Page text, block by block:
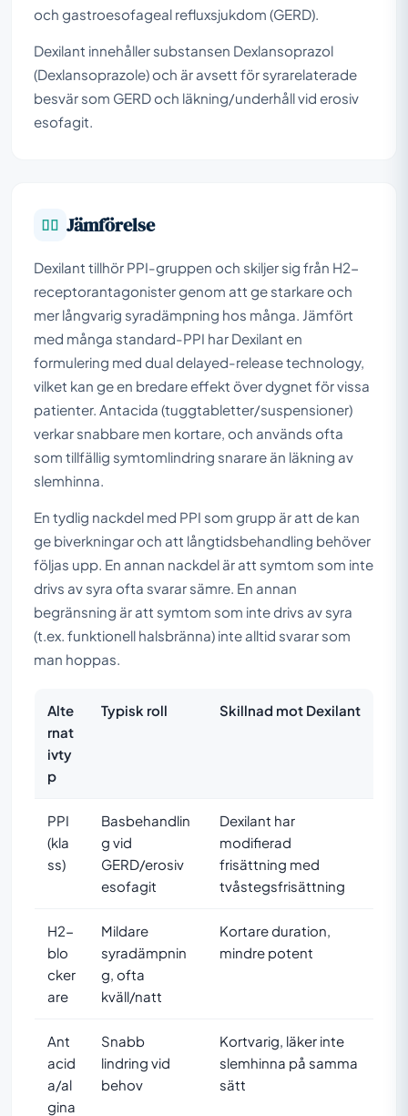
och gastroesofageal refluxsjukdom (GERD).
Dexilant innehåller substansen Dexlansoprazol
(Dexlansoprazole) och är avsett för syrarelaterade
besvär som GERD och läkning/underhåll vid erosiv
esofagit.
Jämförelse
Dexilant tillhör PPI-gruppen och skiljer sig från H2-
receptorantagonister genom att ge starkare och
mer långvarig syradämpning hos många. Jämfört
med många standard-PPI har Dexilant en
formulering med dual delayed-release technology,
vilket kan ge en bredare effekt över dygnet för vissa
patienter. Antacida (tuggtabletter/suspensioner)
verkar snabbare men kortare, och används ofta
som tillfällig symtomlindring snarare än läkning av
slemhinna.
En tydlig nackdel med PPI som grupp är att de kan
ge biverkningar och att långtidsbehandling behöver
följas upp. En annan nackdel är att symtom som inte
drivs av syra ofta svarar sämre. En annan
begränsning är att symtom som inte drivs av syra
(t.ex. funktionell halsbränna) inte alltid svarar som
man hoppas.
Alte
rnat
ivty
p
Typisk roll Skillnad mot Dexilant
PPI
(kla
ss)
Basbehandlin
g vid
GERD/erosiv
esofagit
Dexilant har
modifierad
frisättning med
tvåstegsfrisättning
H2-
blo
cker
are
Mildare
syradämpnin
g, ofta
kväll/natt
Kortare duration,
mindre potent
Ant
acid
a/al
gina
Snabb
lindring vid
behov
Kortvarig, läker inte
slemhinna på samma
sätt